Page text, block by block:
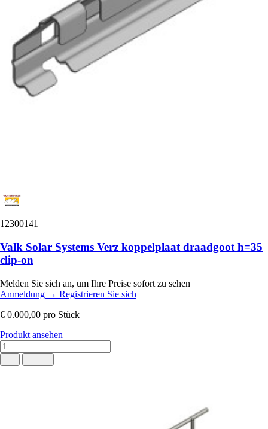
12300141
Valk Solar Systems Verz koppelplaat draadgoot h=35
clip-on
Melden Sie sich an, um Ihre Preise sofort zu sehen
Anmeldung → Registrieren Sie sich
€ 0.000,00 pro Stück
Produkt ansehen